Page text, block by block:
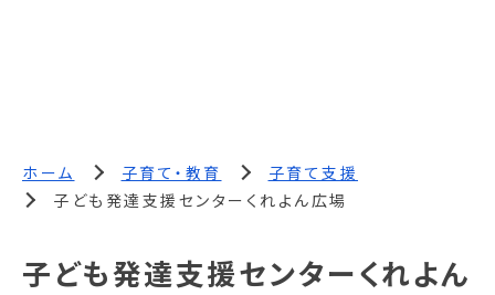
ホーム 子育て・教育
子育て支援
子ども発達支援センターくれよん広場
子ども発達支援センターくれよん